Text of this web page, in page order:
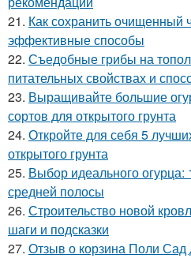
21. Как сохранить очищенный
эффективные способы
22. Съедобные грибы на
питательных свойствах и
23. Выращивайте большие
сортов для открытого грунта
24. Откройте для себя 5
открытого грунта
25. Выбор идеального огурца:
средней полосы
26. Строительство новой
шаги и подсказки
27. Отзыв о корзина Поли Сад